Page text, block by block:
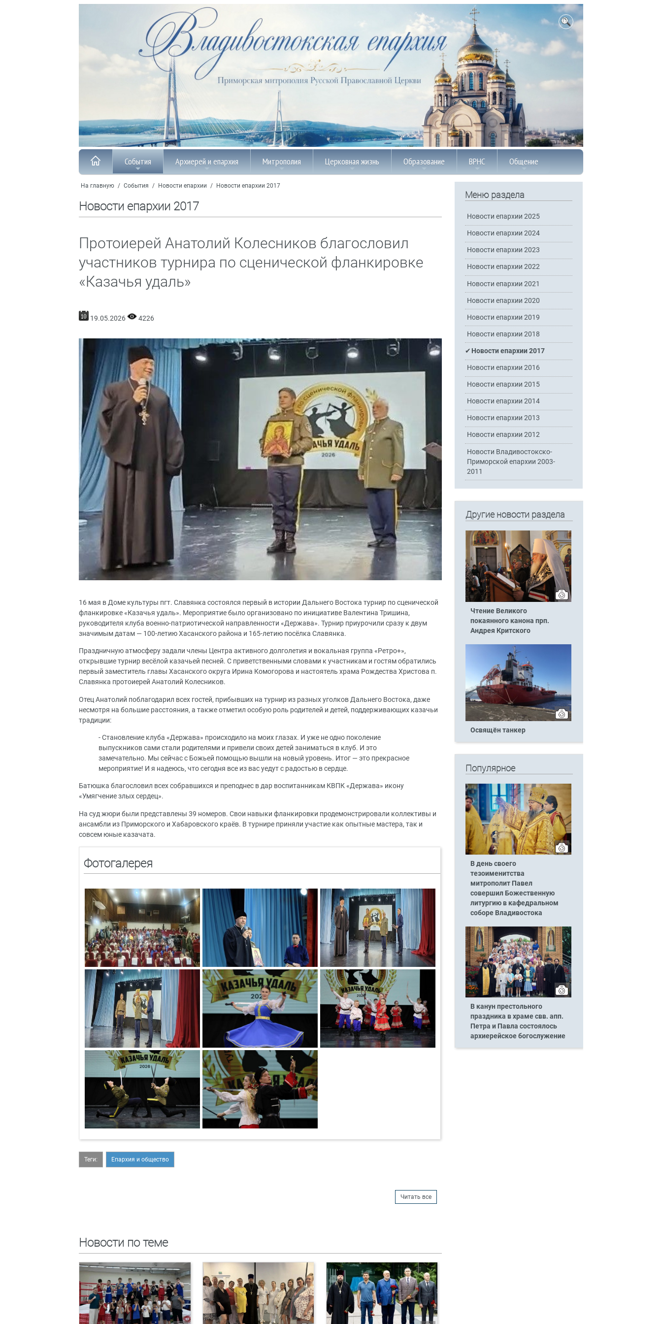
События Архиерей и епархия Митрополия Церковная жизнь Образование ВРНС Общение
На главную / События / Новости епархии / Новости епархии 2017
Новости епархии 2017
Протоиерей Анатолий Колесников благословил
участников турнира по сценической фланкировке
«Казачья удаль»
19.05.2026 4226
16 мая в Доме культуры пгт. Славянка состоялся первый в истории Дальнего Востока турнир по сценической
фланкировке «Казачья удаль». Мероприятие было организовано по инициативе Валентина Тришина,
руководителя клуба военно-патриотической направленности «Держава». Турнир приурочили сразу к двум
значимым датам — 100-летию Хасанского района и 165-летию посёлка Славянка.
Праздничную атмосферу задали члены Центра активного долголетия и вокальная группа «Ретро+»,
открывшие турнир весёлой казачьей песней. С приветственными словами к участникам и гостям обратились
первый заместитель главы Хасанского округа Ирина Комогорова и настоятель храма Рождества Христова п.
Славянка протоиерей Анатолий Колесников.
Отец Анатолий поблагодарил всех гостей, прибывших на турнир из разных уголков Дальнего Востока, даже
несмотря на большие расстояния, а также отметил особую роль родителей и детей, поддерживающих казачьи
традиции:
- Становление клуба «Держава» происходило на моих глазах. И уже не одно поколение
выпускников сами стали родителями и привели своих детей заниматься в клуб. И это
замечательно. Мы сейчас с Божьей помощью вышли на новый уровень. Итог — это прекрасное
мероприятие! И я надеюсь, что сегодня все из вас уедут с радостью в сердце.
Батюшка благословил всех собравшихся и преподнес в дар воспитанникам КВПК «Держава» икону
«Умягчение злых сердец».
На суд жюри были представлены 39 номеров. Свои навыки фланкировки продемонстрировали коллективы и
ансамбли из Приморского и Хабаровского краёв. В турнире приняли участие как опытные мастера, так и
совсем юные казачата.
Фотогалерея
Теги: Епархия и общество
Читать все
Новости по теме
Меню раздела
Новости епархии 2025
Новости епархии 2024
Новости епархии 2023
Новости епархии 2022
Новости епархии 2021
Новости епархии 2020
Новости епархии 2019
Новости епархии 2018
Новости епархии 2017
Новости епархии 2016
Новости епархии 2015
Новости епархии 2014
Новости епархии 2013
Новости епархии 2012
Новости Владивостокско-
Приморской епархии 2003-
2011
Другие новости раздела
Чтение Великого
покаянного канона прп.
Андрея Критского
Освящён танкер
Популярное
В день своего
тезоименитства
митрополит Павел
совершил Божественную
литургию в кафедральном
соборе Владивостока
В канун престольного
праздника в храме свв. апп.
Петра и Павла состоялось
архиерейское богослужение